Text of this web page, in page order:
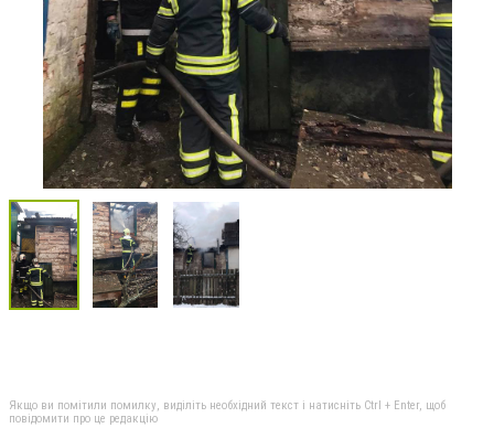
Якщо ви помітили помилку, виділіть необхідний текст і натисніть Ctrl + Enter, щоб
повідомити про це редакцію